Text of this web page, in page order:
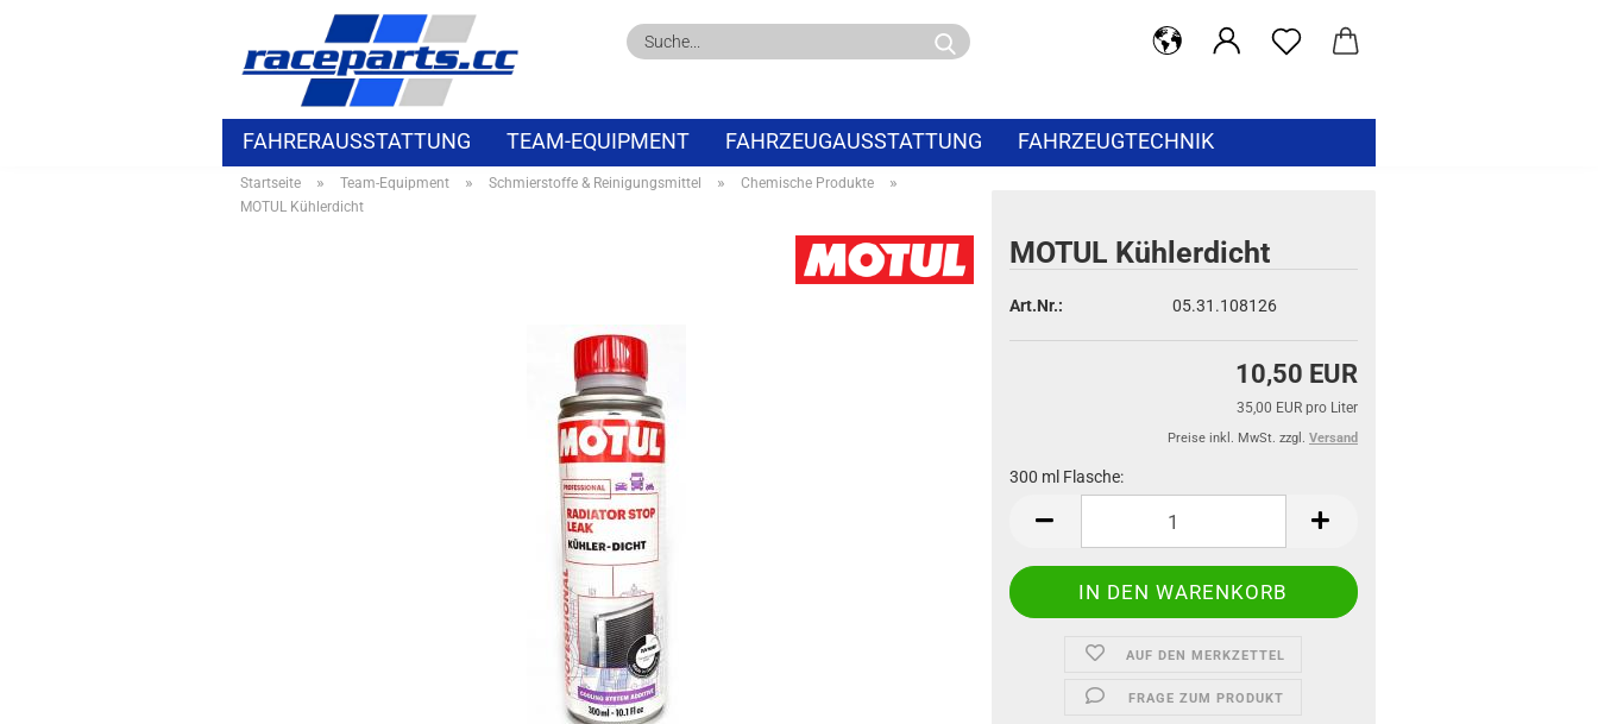
FAHRERAUSSTATTUNG TEAM-EQUIPMENT FAHRZEUGAUSSTATTUNG
FAHRZEUGTECHNIK
ELEKTROZUBEHÖR
BMW SPECIALS ABVERKAUF
Startseite » Team-Equipment » Schmierstoffe & Reinigungsmittel » Chemische Produkte »
MOTUL Kühlerdicht
MOTUL Kühlerdicht
Art.Nr.: 05.31.108126
10,50 EUR
35,00 EUR pro Liter
Preise inkl. MwSt. zzgl. Versand
300 ml Flasche:
300
Flasche
AUF DEN MERKZETTEL
FRAGE ZUM PRODUKT